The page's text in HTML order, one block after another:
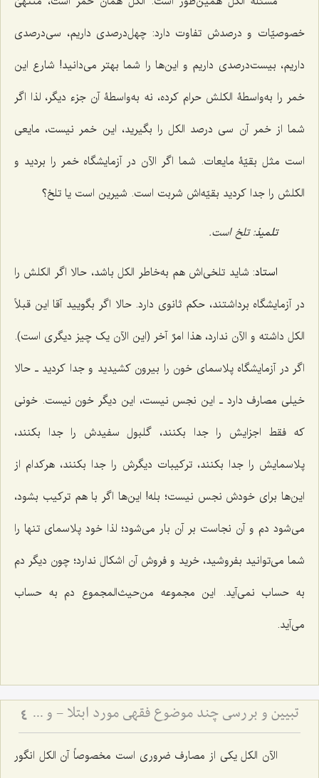
خصوصیّات و درصدش تفاوت دارد: چهل‌درصدی داریم، سی‌درصدی
داریم، بیست‌درصدی داریم و این‌ها را شما بهتر می‌دانید! شارع این
خمر را به‌واسطۀ الکلش حرام کرده، نه به‌واسطۀ آن جزء دیگر، لذا اگر
شما از خمر آن سی درصد الکل را بگیرید، این خمر نیست، مایعی
است مثل بقیّۀ مایعات. شما اگر الآن در آزمایشگاه خمر را بردید و
الکلش را جدا کردید بقیّه‌اش شربت است. شیرین است یا تلخ؟
تلمیذ: تلخ است.
استاد: شاید تلخی‌اش هم به‌خاطر الکل باشد، حالا اگر الکلش را
در آزمایشگاه برداشتند، حکم ثانوی دارد. حالا اگر بگویید آقا این قبلاً
الکل داشته و الآن ندارد، هذا امرٌ آخر (این الآن یک چیز دیگری است).
اگر در آزمایشگاه پلاسمای خون را بیرون کشیدید و جدا کردید ـ حالا
خیلی مصارف دارد ـ این نجس نیست، این دیگر خون نیست. خونی
که فقط اجزایش را جدا بکنند، گلبول سفیدش را جدا بکنند،
پلاسمایش را جدا بکنند، ترکیبات دیگرش را جدا بکنند، هرکدام از
این‌ها برای خودش نجس نیست؛ بله! این‌ها اگر با هم ترکیب بشود،
می‌شود دم و آن نجاست بر آن بار می‌شود؛ لذا خود پلاسمای تنها را
شما می‌توانید بفروشید، خرید و فروش آن اشکال ندارد؛ چون دیگر دم
به حساب نمی‌آید. این مجموعه من‌حیث‌المجموع دم به حساب
می‌آید.
تبیین و بررسی چند موضوع فقهی مورد ابتلا - و حرمت تعدی به حقوق انسان‌ها 4
الآن الکل یکی از مصارف ضروری است مخصوصاً آن الکل انگور